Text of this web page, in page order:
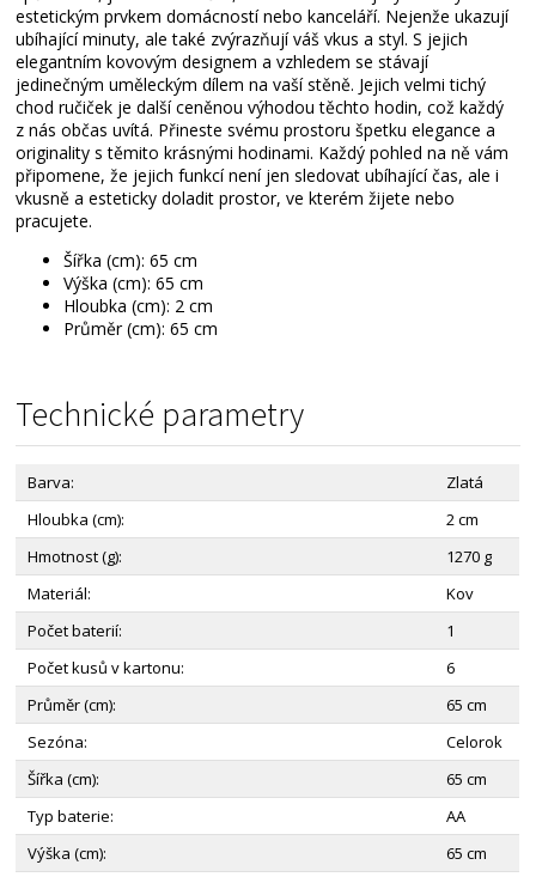
estetickým prvkem domácností nebo kanceláří. Nejenže ukazují
ubíhající minuty, ale také zvýrazňují váš vkus a styl. S jejich
elegantním kovovým designem a vzhledem se stávají
jedinečným uměleckým dílem na vaší stěně. Jejich velmi tichý
chod ručiček je další ceněnou výhodou těchto hodin, což každý
z nás občas uvítá. Přineste svému prostoru špetku elegance a
originality s těmito krásnými hodinami. Každý pohled na ně vám
připomene, že jejich funkcí není jen sledovat ubíhající čas, ale i
vkusně a esteticky doladit prostor, ve kterém žijete nebo
pracujete.
Šířka (cm): 65 cm
Výška (cm): 65 cm
Hloubka (cm): 2 cm
Průměr (cm): 65 cm
Technické parametry
Barva:
Zlatá
Hloubka (cm):
2 cm
Hmotnost (g):
1270 g
Materiál:
Kov
Počet baterií:
1
Počet kusů v kartonu:
6
Průměr (cm):
65 cm
Sezóna:
Celorok
Šířka (cm):
65 cm
Typ baterie:
AA
Výška (cm):
65 cm